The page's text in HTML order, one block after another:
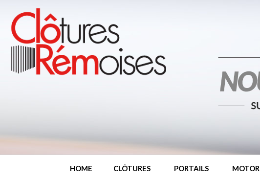
HOME CLÔTURES PORTAILS